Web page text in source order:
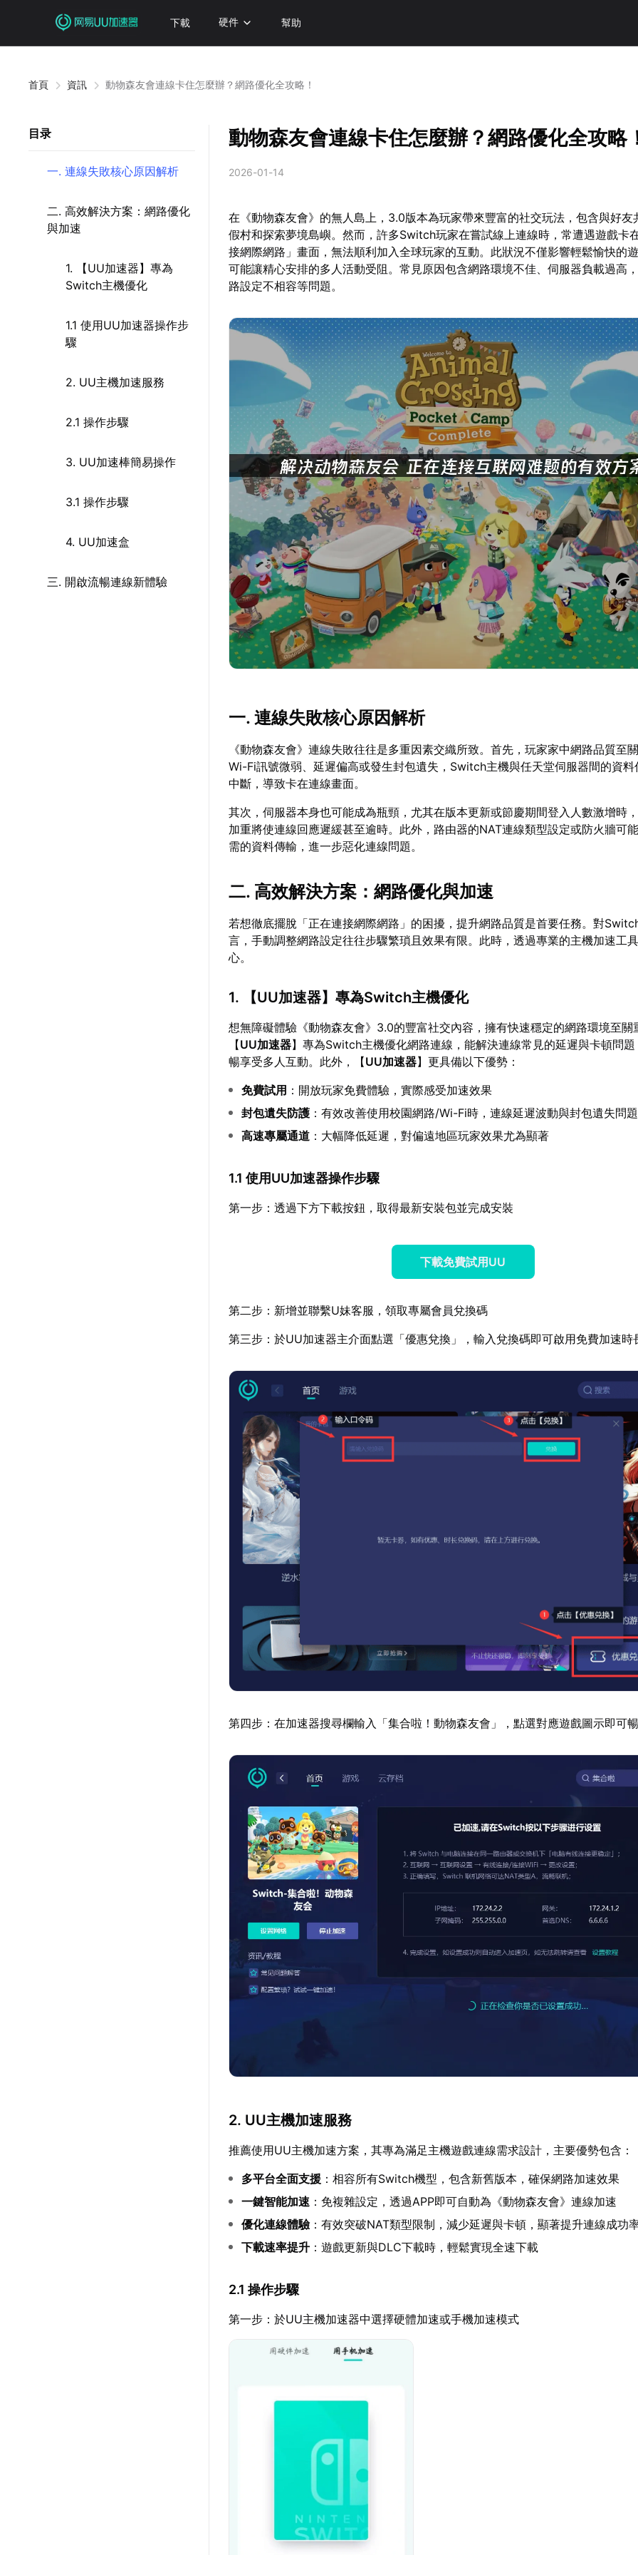
下載 硬件 幫助
首頁 資訊 動物森友會連線卡住怎麼辦？網路優化全攻略！
目录
一. 連線失敗核心原因解析
二. 高效解決方案：網路優化
與加速
1. 【UU加速器】專為
Switch主機優化
1.1 使用UU加速器操作步
驟
2. UU主機加速服務
2.1 操作步驟
3. UU加速棒簡易操作
3.1 操作步驟
4. UU加速盒
三. 開啟流暢連線新體驗
動物森友會連線卡住怎麼辦？網路優化全攻略
2026-01-14
在《動物森友會》的無人島上，3.0版本為玩家帶來豐富的社交玩法，包含與好友
假村和探索夢境島嶼。然而，許多Switch玩家在嘗試線上連線時，常遭遇遊戲卡
接網際網路」畫面，無法順利加入全球玩家的互動。此狀況不僅影響輕鬆愉快的
可能讓精心安排的多人活動受阻。常見原因包含網路環境不佳、伺服器負載過高
路設定不相容等問題。
一. 連線失敗核心原因解析
《動物森友會》連線失敗往往是多重因素交織所致。首先，玩家家中網路品質至
Wi-Fi訊號微弱、延遲偏高或發生封包遺失，Switch主機與任天堂伺服器間的資料
中斷，導致卡在連線畫面。
其次，伺服器本身也可能成為瓶頸，尤其在版本更新或節慶期間登入人數激增時
加重將使連線回應遲緩甚至逾時。此外，路由器的NAT連線類型設定或防火牆可
需的資料傳輸，進一步惡化連線問題。
二. 高效解決方案：網路優化與加速
若想徹底擺脫「正在連接網際網路」的困擾，提升網路品質是首要任務。對
言，手動調整網路設定往往步驟繁瑣且效果有限。此時，透過專業的主機加速工
心。
1. 【UU加速器】專為Switch主機優化
想無障礙體驗《動物森友會》3.0的豐富社交內容，擁有快速穩定的網路環境至關
【UU加速器】專為Switch主機優化網路連線，能解決連線常見的延遲與卡頓問
暢享受多人互動。此外，【UU加速器】更具備以下優勢：
免費試用 ：開放玩家免費體驗，實際感受加速效果
封包遺失防護 ：有效改善使用校園網路/Wi-Fi時，連線延遲波動與封包遺失問題
高速專屬通道 ：大幅降低延遲，對偏遠地區玩家效果尤為顯著
1.1 使用UU加速器操作步驟
第一步：透過下方下載按鈕，取得最新安裝包並完成安裝
下載免費試用UU
第二步：新增並聯繫U妹客服，領取專屬會員兌換碼
第三步：於UU加速器主介面點選「優惠兌換」，輸入兌換碼即可啟用免費加速時
第四步：在加速器搜尋欄輸入「集合啦！動物森友會」，點選對應遊戲圖示即可
2. UU主機加速服務
推薦使用UU主機加速方案，其專為滿足主機遊戲連線需求設計，主要優勢包含：
多平台全面支援 ：相容所有Switch機型，包含新舊版本，確保網路加速效果
一鍵智能加速 ：免複雜設定，透過APP即可自動為《動物森友會》連線加速
優化連線體驗：有效突破NAT類型限制，減少延遲與卡頓，顯著提升連線成功
下載速率提升 ：遊戲更新與DLC下載時，輕鬆實現全速下載
2.1 操作步驟
第一步：於UU主機加速器中選擇硬體加速或手機加速模式